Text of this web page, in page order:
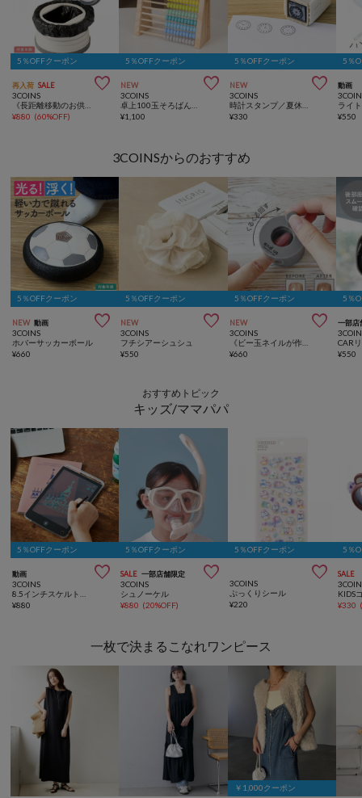
5％OFFクーポン
再入荷 SALE 
3COINS
¥880 (60%OFF)
5％OFFクーポン
NEW 
3COINS
¥1,100
5％OFFクーポン
NEW 
3COINS
¥330
5％
動画
ライ
¥550
3COINSからのおすすめ
5％OFFクーポン
NEW 動画 
3COINS
ホバーサッカーボール
¥660
5％OFFクーポン
NEW 
3COINS
フチシアーシュシュ
¥550
5％OFFクーポン
NEW 
3COINS
《ビー玉ネイルが作れる》マグネイルメーカー／and us
¥660
5％
一部店
CAR
¥550
おすすめトピック
キッズ/ママパパ
5％OFFクーポン
動画 
3COINS
¥880
5％OFFクーポン
SALE 一部店舗限定 
3COINS
シュノーケル
¥880 (20%OFF)
5％OFFクーポン

3COINS
ぷっくりシール
¥220
5％
SALE
KIDS
¥330
一枚で決まるこなれワンピース
￥1,000クーポン